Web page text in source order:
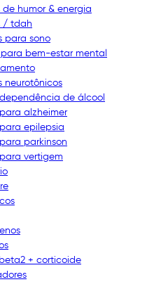
de humor & energia
/ tdah
para sono
bem-estar mental
neurotônicos
de álcool
alzheimer
epilepsia
parkinson
vertigem
+ corticoide